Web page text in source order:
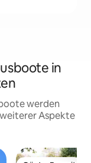
in
werden
Aspekte